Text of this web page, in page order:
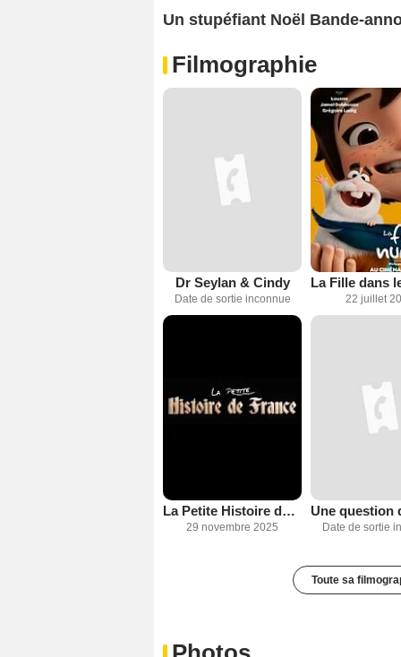
Un stupéfiant Noël Bande-
Filmographie
Dr Seylan & Cindy
Date de sortie inconnue 22 juillet
La Petite Histoire de France
29 novembre 2025 Date de sortie
Toute sa